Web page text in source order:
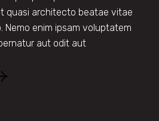
quasi architecto beatae vitae
Nemo enim ipsam voluptatem
aut odit aut